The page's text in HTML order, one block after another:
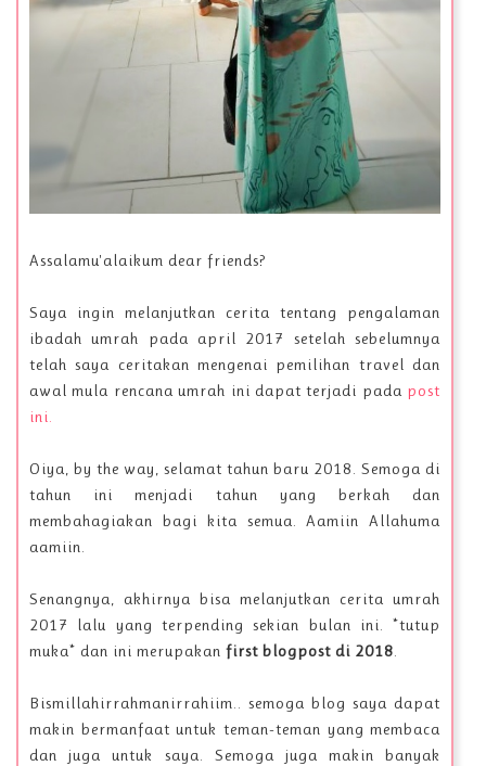
Assalamu'alaikum dear friends?
Saya ingin melanjutkan cerita tentang pengalaman
ibadah umrah pada april 2017 setelah sebelumnya
telah saya ceritakan mengenai pemilihan travel dan
awal mula rencana umrah ini dapat terjadi pada post
ini.
Oiya, by the way, selamat tahun baru 2018. Semoga di
tahun ini menjadi tahun yang berkah dan
membahagiakan bagi kita semua. Aamiin Allahuma
aamiin.
Senangnya, akhirnya bisa melanjutkan cerita umrah
2017 lalu yang terpending sekian bulan ini. *tutup
muka* dan ini merupakan first blogpost di 2018.
Bismillahirrahmanirrahiim.. semoga blog saya dapat
makin bermanfaat untuk teman-teman yang membaca
dan juga untuk saya. Semoga juga makin banyak